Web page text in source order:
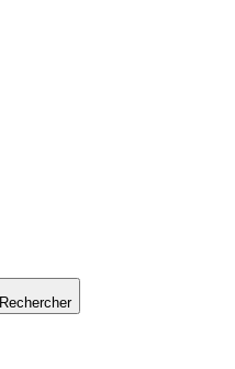
Rechercher